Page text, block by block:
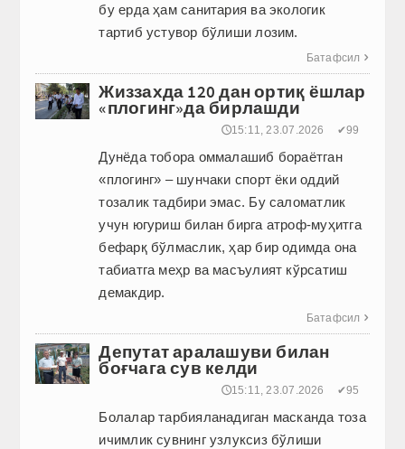
бу ерда ҳам санитария ва экологик
тартиб устувор бўлиши лозим.
Батафсил 
Жиззахда 120 дан ортиқ ёшлар
«плогинг»да бирлашди
🕔15:11, 23.07.2026 ✔99
Дунёда тобора оммалашиб бораётган
«плогинг» – шунчаки спорт ёки оддий
тозалик тадбири эмас. Бу саломатлик
учун югуриш билан бирга атроф-муҳитга
бефарқ бўлмаслик, ҳар бир одимда она
табиатга меҳр ва масъулият кўрсатиш
демакдир.
Батафсил 
Депутат аралашуви билан
боғчага сув келди
🕔15:11, 23.07.2026 ✔95
Болалар тарбияланадиган мас­канда тоза
ичимлик сувнинг узлуксиз бўлиши